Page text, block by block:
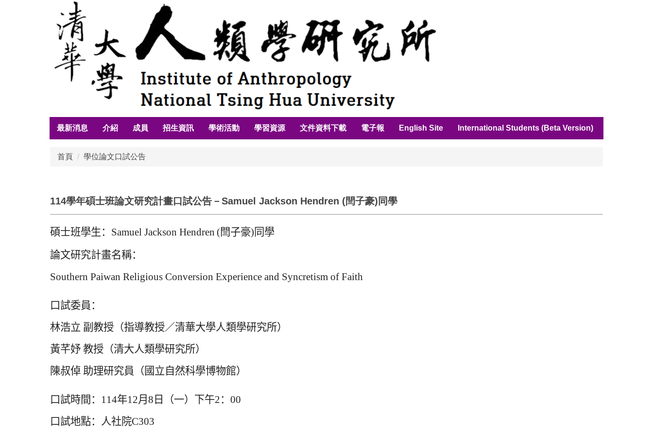
最新消息 介紹 成員 招生資訊 學術活動 學習資源 文件資料下載 電子報 English Site International Students (Beta Version)
首頁 學位論文口試公告
114學年碩士班論文研究計畫口試公告－Samuel Jackson Hendren (閆子豪)同學
碩士班學生： Samuel Jackson Hendren (閆子豪) 同學
論文研究計畫名稱：
Southern Paiwan Religious Conversion Experience and Syncretism of Faith
口試委員：
林浩立 副教授（指導教授／清華大學人類學研究所）
黃芊妤 教授（清大人類學研究所）
陳叔倬 助理研究員（國立自然科學博物館）
口試時間： 114年12月 8 日（一）下午2： 00
口試地點：人社院C303